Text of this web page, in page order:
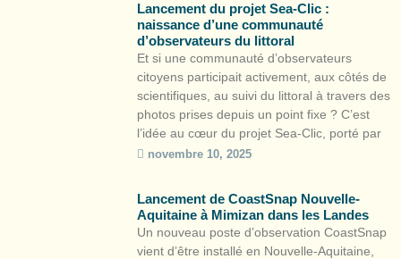
participatives s’inscrit dans le cadre de
l’Observatoire de la côte de Nouvelle-
Aquitaine […]
Lancement du projet Sea-Clic :
naissance d’une communauté
d’observateurs du littoral
Et si une communauté d’observateurs
citoyens participait activement, aux côtés de
scientifiques, au suivi du littoral à travers des
photos prises depuis un point fixe ? C’est
l’idée au cœur du projet Sea-Clic, porté par
l’Observatoire de la côte de Nouvelle-
technologies de l’information et
électroniques (CATIE). […]
novembre 10, 2025
Lancement de CoastSnap Nouvelle-
Aquitaine à Mimizan dans les Landes
Un nouveau poste d’observation CoastSnap
vient d’être installé en Nouvelle-Aquitaine,